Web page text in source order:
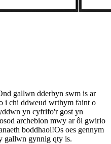
gallwn dderbyn swm is ar
i chi ddweud wrthym faint o
yn cyfrifo'r gost yn
archebion mwy ar ôl gwirio
boddhaol!Os oes gennym
gallwn gynnig qty is.